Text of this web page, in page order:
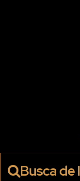
Busca de